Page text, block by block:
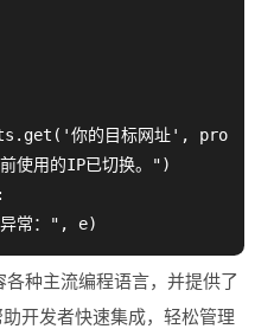
你的目标网址',
使用的IP已切换。")
种主流编程语言，并提供了
开发者快速集成，轻松管理